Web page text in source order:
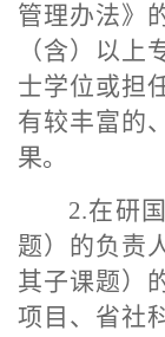
管理办法》
（含）以
士学位或担
有较丰富的
果。
2.在研
题）的负责
其子课题）
项目、省社